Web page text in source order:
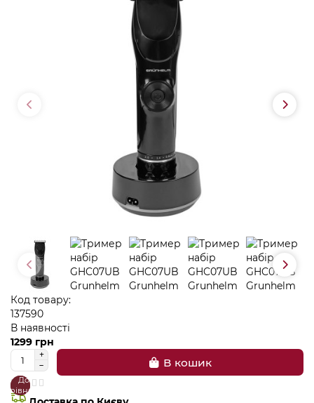
Код товару:
137590
В наявності
1299 грн
В кошик
В
закладки
До